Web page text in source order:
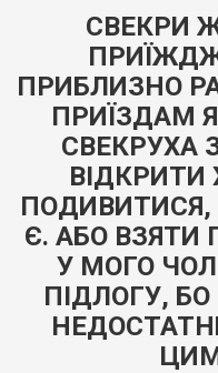
СВЕКРИ
ПРИБЛИЗНО
ПРИЇЗДАМ
СВЕКРУХА
ВІДКРИТИ
ПОДИВИТИСЯ,
Є. АБО ВЗЯТИ
У МОГО
ПІДЛОГУ,